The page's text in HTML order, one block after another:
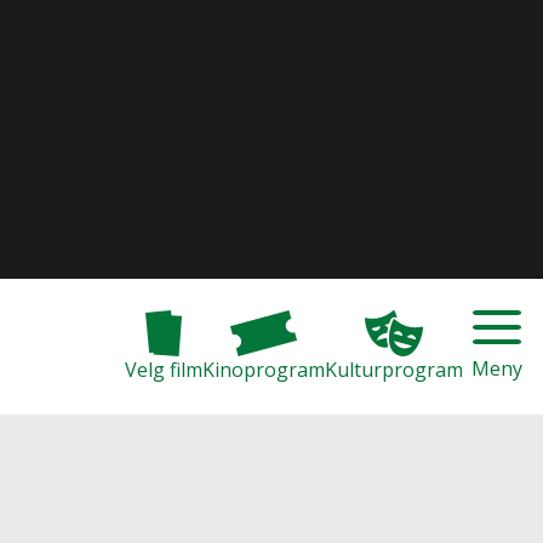
Velg filmKinoprogramKulturprogram Meny